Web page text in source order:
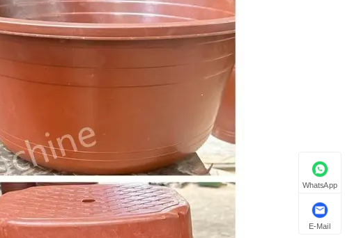
WhatsApp
E-Mail